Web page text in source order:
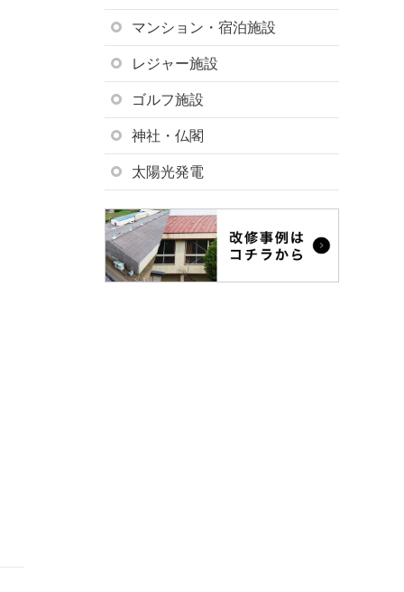
マンション・宿泊施設
レジャー施設
ゴルフ施設
神社・仏閣
太陽光発電